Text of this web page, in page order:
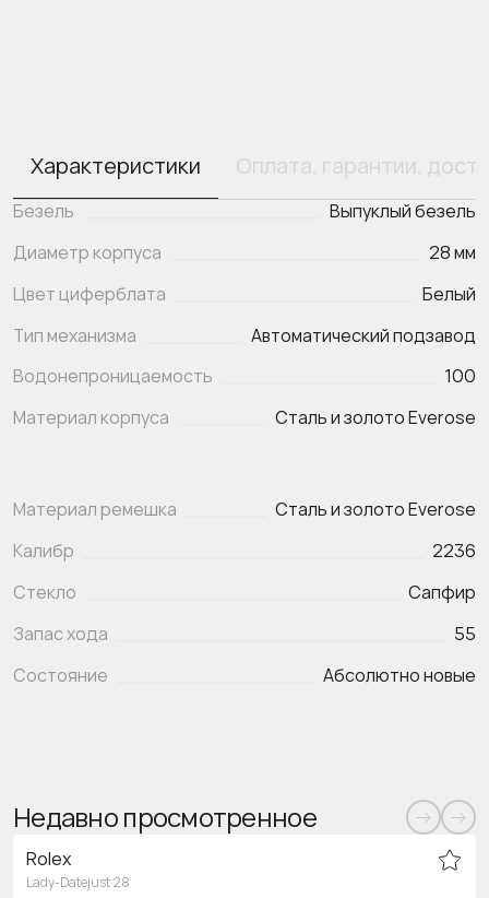
Характеристики Оплата, гарантии,
Безель
Выпуклый безель
Диаметр корпуса
28 мм
Цвет циферблата
Белый
Тип механизма
Автоматический подзавод
Водонепроницаемость
100
Материал корпуса
Сталь и золото Everose
Материал ремешка
Сталь и золото Everose
Калибр
2236
Стекло
Сапфир
Запас хода
55
Состояние
Абсолютно новые
Недавно просмотренное
Rolex
Lady-Datejust 28